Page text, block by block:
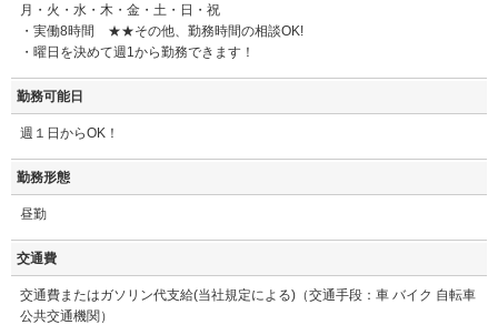
月・火・水・木・金・土・日・祝
・実働8時間 ★★その他、勤務時間の相談OK!
・曜日を決めて週1から勤務できます！
勤務可能日
週１日からOK！
勤務形態
昼勤
交通費
交通費またはガソリン代支給(当社規定による)（交通手段：車 バイク 自転車
公共交通機関）